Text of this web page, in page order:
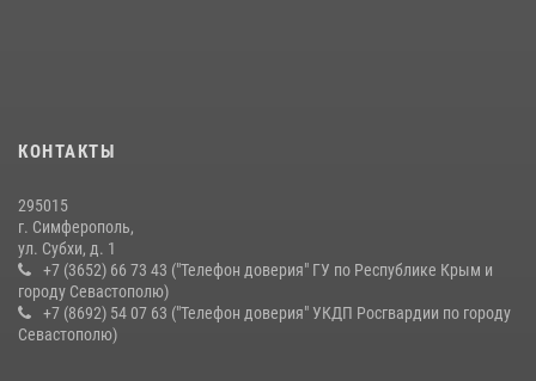
Росгвардейцы Крыма и Севастополя отметили День Крещения Руси
КОНТАКТЫ
295015
г. Симферополь,
ул. Субхи, д. 1
+7 (3652) 66 73 43 ("Телефон доверия" ГУ по Республике Крым и
городу Севастополю)
+7 (8692) 54 07 63 ("Телефон доверия" УКДП Росгвардии по городу
Севастополю)